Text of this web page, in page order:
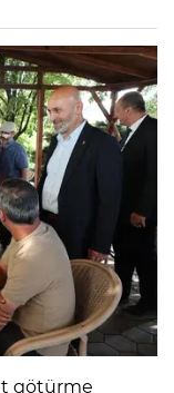
götürme